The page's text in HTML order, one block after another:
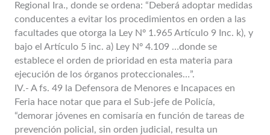
Regional Ira., donde se ordena: “Deberá adoptar medidas
conducentes a evitar los procedimientos en orden a las
facultades que otorga la Ley Nº 1.965 Artículo 9 Inc. k), y
bajo el Artículo 5 inc. a) Ley Nº 4.109 …donde se
establece el orden de prioridad en esta materia para
ejecución de los órganos proteccionales…”.
IV.- A fs. 49 la Defensora de Menores e Incapaces en
Feria hace notar que para el Sub-jefe de Policía,
“demorar jóvenes en comisaría en función de tareas de
prevención policial, sin orden judicial, resulta un